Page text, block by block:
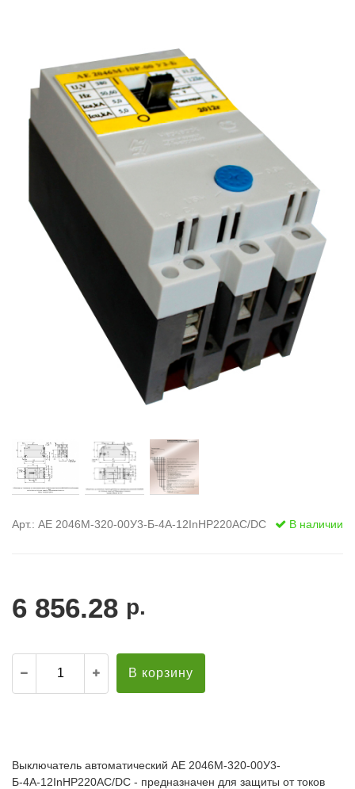
Стремянки с
Стремянки с
опорой
Ширмы
РЗА (шторы)
Штендеры
Щиты
диэлектрические
Арт.: АЕ 2046М-320-00У3-Б-4А-12InНР220AC/DC В наличии
6 856.28 р.
В корзину
Выключатель автоматический АЕ 2046М-320-00У3-
Б-4А-12InНР220AC/DC - предназначен для защиты от токов